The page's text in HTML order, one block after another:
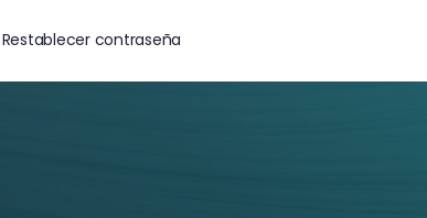
Restablecer contraseña